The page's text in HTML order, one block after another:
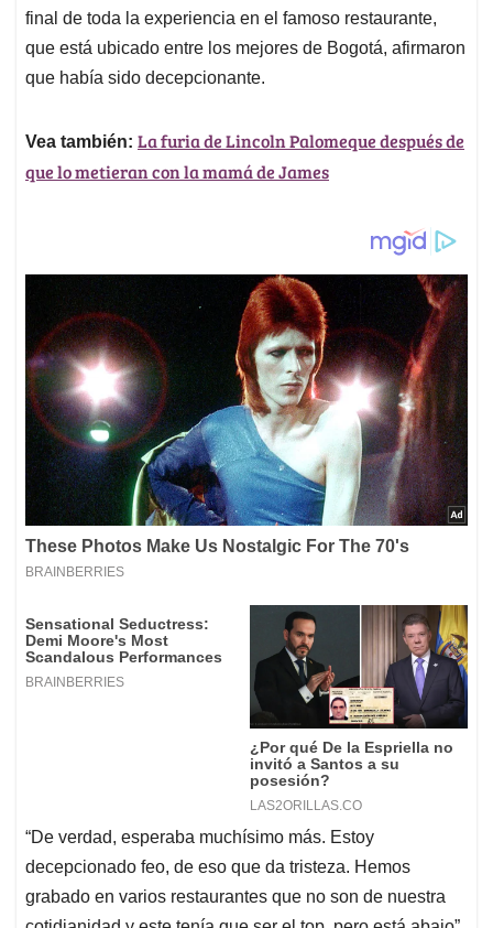
final de toda la experiencia en el famoso restaurante,
que está ubicado entre los mejores de Bogotá, afirmaron
que había sido decepcionante.
Vea también: La furia de Lincoln Palomeque después de
que lo metieran con la mamá de James
“De verdad, esperaba muchísimo más. Estoy
decepcionado feo, de eso que da tristeza. Hemos
grabado en varios restaurantes que no son de nuestra